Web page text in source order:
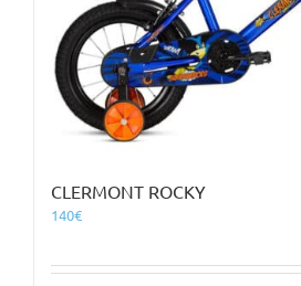
CLERMONT ROCKY
140€